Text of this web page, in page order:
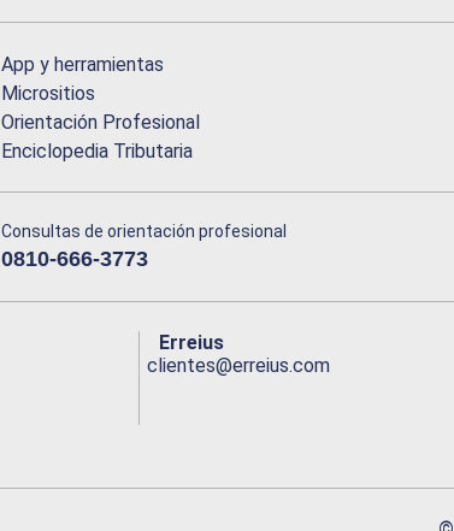
App y herramientas
Micrositios
Orientación Profesional
Enciclopedia Tributaria
Consultas de orientación profesional
0810-666-3773
Erreius
clientes@erreius.com